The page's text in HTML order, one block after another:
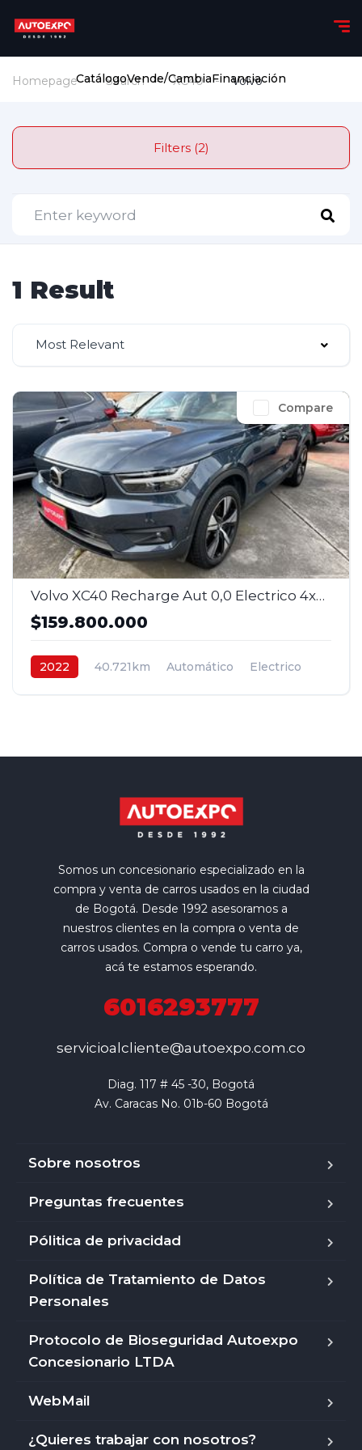
CatálogoVende/CambiaFinanciación
Homepage Search XC40 Volvo
Filters (2)
1 Result
Most Relevant
Compare
Volvo XC40 Recharge Aut 0,0 Electrico 4x2 2022
$159.800.000
2022 40.721km Automático
Electrico
Somos un concesionario especializado en la
compra y venta de carros usados en la ciudad
de Bogotá. Desde 1992 asesoramos a
nuestros clientes en la compra o venta de
carros usados. Compra o vende tu carro ya,
acá te estamos esperando.
6016293777
servicioalcliente@autoexpo.com.co
Diag. 117 # 45 -30, Bogotá
Av. Caracas No. 01b-60 Bogotá
Sobre nosotros
Preguntas frecuentes
Pólitica de privacidad
Política de Tratamiento de Datos
Personales
Protocolo de Bioseguridad Autoexpo
Concesionario LTDA
WebMail
¿Quieres trabajar con nosotros?